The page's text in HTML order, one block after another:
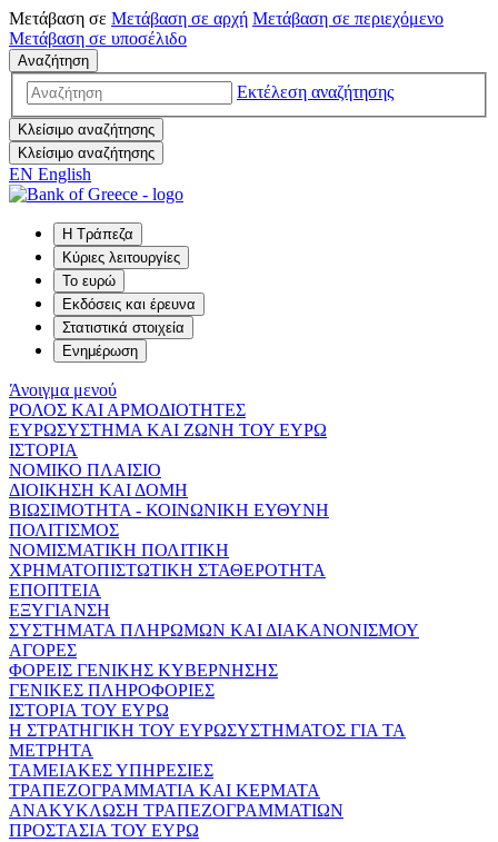
Μετάβαση σε Μετάβαση σε αρχή Μετάβαση σε περιεχόμενο
Μετάβαση σε υποσέλιδο
Αναζήτηση
Εκτέλεση αναζήτησης
Κλείσιμο αναζήτησης
Κλείσιμο αναζήτησης
EN English
Η Τράπεζα
Κύριες λειτουργίες
Το ευρώ
Εκδόσεις και έρευνα
Στατιστικά στοιχεία
Ενημέρωση
Άνοιγμα μενού
ΡΟΛΟΣ ΚΑΙ ΑΡΜΟΔΙΟΤΗΤΕΣ
ΕΥΡΩΣΥΣΤΗΜΑ ΚΑΙ ΖΩΝΗ ΤΟΥ ΕΥΡΩ
ΙΣΤΟΡΙΑ
ΝΟΜΙΚΟ ΠΛΑΙΣΙΟ
ΔΙΟΙΚΗΣΗ ΚΑΙ ΔΟΜΗ
ΒΙΩΣΙΜΟΤΗΤΑ - ΚΟΙΝΩΝΙΚΗ ΕΥΘΥΝΗ
ΠΟΛΙΤΙΣΜΟΣ
ΝΟΜΙΣΜΑΤΙΚΗ ΠΟΛΙΤΙΚΗ
ΧΡΗΜΑΤΟΠΙΣΤΩΤΙΚΗ ΣΤΑΘΕΡΟΤΗΤΑ
ΕΠΟΠΤΕΙΑ
ΕΞΥΓΙΑΝΣΗ
ΣΥΣΤΗΜΑΤΑ ΠΛΗΡΩΜΩΝ ΚΑΙ ΔΙΑΚΑΝΟΝΙΣΜΟΥ
ΑΓΟΡΕΣ
ΦΟΡΕΙΣ ΓΕΝΙΚΗΣ ΚΥΒΕΡΝΗΣΗΣ
ΓΕΝΙΚΕΣ ΠΛΗΡΟΦΟΡΙΕΣ
ΙΣΤΟΡΙΑ ΤΟΥ ΕΥΡΩ
Η ΣΤΡΑΤΗΓΙΚΗ ΤΟΥ ΕΥΡΩΣΥΣΤΗΜΑΤΟΣ ΓΙΑ ΤΑ
ΜΕΤΡΗΤΑ
ΤΑΜΕΙΑΚΕΣ ΥΠΗΡΕΣΙΕΣ
ΤΡΑΠΕΖΟΓΡΑΜΜΑΤΙΑ ΚΑΙ ΚΕΡΜΑΤΑ
ΑΝΑΚΥΚΛΩΣΗ ΤΡΑΠΕΖΟΓΡΑΜΜΑΤΙΩΝ
ΠΡΟΣΤΑΣΙΑ ΤΟΥ ΕΥΡΩ